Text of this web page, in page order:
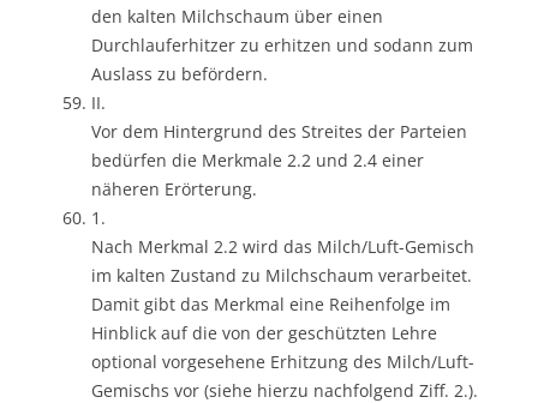
den kalten Milchschaum über einen
Durchlauferhitzer zu erhitzen und sodann zum
Auslass zu befördern.
II.
Vor dem Hintergrund des Streites der Parteien
bedürfen die Merkmale 2.2 und 2.4 einer
näheren Erörterung.
1.
Nach Merkmal 2.2 wird das Milch/Luft-Gemisch
im kalten Zustand zu Milchschaum verarbeitet.
Damit gibt das Merkmal eine Reihenfolge im
Hinblick auf die von der geschützten Lehre
optional vorgesehene Erhitzung des Milch/Luft-
Gemischs vor (siehe hierzu nachfolgend Ziff. 2.).